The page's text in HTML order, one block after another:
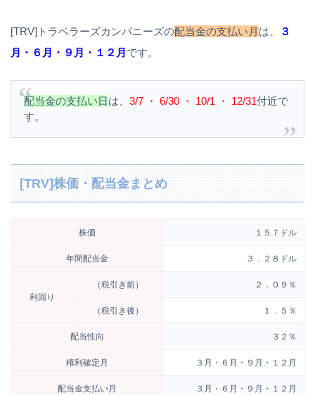
[TRV]トラベラーズカンパニーズの配当金の支払い月 は、
３
月・６月・９月・１２月 です。
配当金の支払い日は、 3/7 ・ 6/30 ・ 10/1 ・ 12/31付近で
す。
[TRV]株価・配当金まとめ
株価 １５７ドル
年間配当金 ３．２８ドル
利回り
（税引き前） ２．０９％
（税引き後） １．５％
配当性向 ３２％
権利確定月 ３月・６月・９月・１２月
配当金支払い月 ３月・６月・９月・１２月